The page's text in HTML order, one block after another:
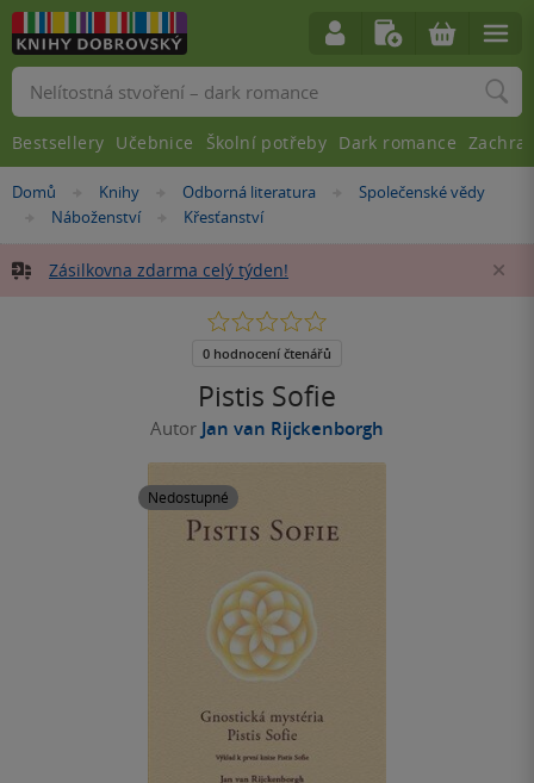
Nacházíte
Domů »Knihy »
Odborná literatura »
Společenské vědy
»
Náboženství »
Křesťanství
Zásilkovna zdarma celý týden!
Pistis Sofie
Autor Jan van Rijckenborgh
Nedostupné
0.0
5
0 hodnocení čtenářů
Vyhledávání
Bestsellery Učebnice Školní potřeby Dark romance